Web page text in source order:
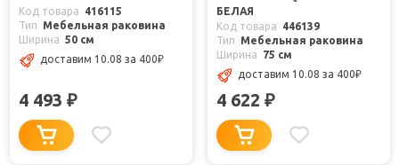
Код товара
416115
Тип
Мебельная раковина
Ширина 50 см
доставим 10.08 за 400₽
4 493 ₽
БЕЛАЯ
Код товара
446139
Тип
Мебельная раковина
Ширина
75 см
доставим 10.08 за 400₽
4 622 ₽